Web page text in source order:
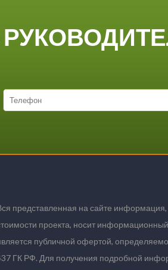
представленная на сайте
проекта, носит
публичной офертой,
ГК РФ. Для получения подробной